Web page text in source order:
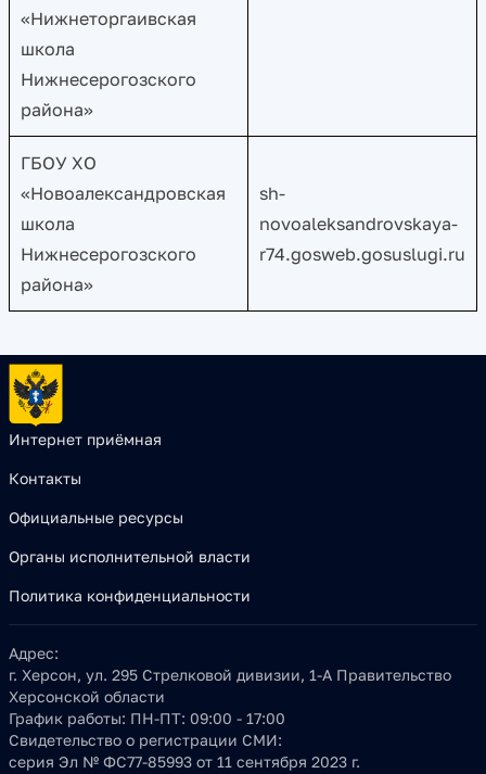
«Нижнеторгаивская
школа
Нижнесерогозского
района»
ГБОУ ХО
«Новоалександровская
школа
Нижнесерогозского
района»
sh-
novoaleksandrovskaya-
r74.gosweb.gosuslugi.ru
Интернет приёмная
Контакты
Официальные ресурсы
Органы исполнительной власти
Политика конфиденциальности
Адрес:
г. Херсон, ул. 295 Стрелковой дивизии, 1-А Правительство
Херсонской области
График работы: ПН-ПТ: 09:00 - 17:00
Свидетельство о регистрации СМИ:
серия Эл № ФС77-85993 от 11 сентября 2023 г.